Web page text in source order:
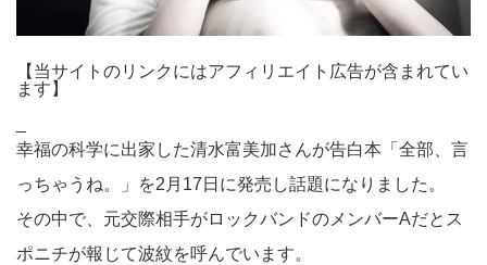
【当サイトのリンクにはアフィリエイト広告が含まれてい
ます】
幸福の科学に出家した清水富美加さんが告白本「全部、言
っちゃうね。」を2月17日に発売し話題になりました。
その中で、元交際相手がロックバンドのメンバーAだとス
ポニチが報じて波紋を呼んでいます。